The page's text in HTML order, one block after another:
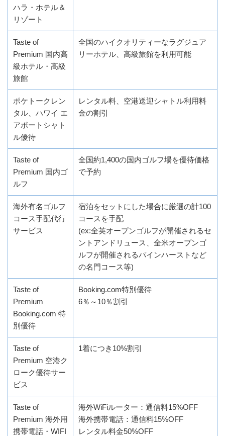
ハラ・ホテル＆
リゾート
Taste of
Premium 国内高
級ホテル・高級
旅館
全国のハイクオリティーなラグジュア
リーホテル、高級旅館を利用可能
ポケトークレン
タル、ハワイ エ
アポートシャト
ル優待
レンタル料、空港送迎シャトル利用料
金の割引
Taste of
Premium 国内ゴ
ルフ
全国約1,400の国内ゴルフ場を優待価格
で予約
海外有名ゴルフ
コース手配代行
サービス
宿泊をセットにした場合に厳選の計100
コースを手配
(ex:全英オープンゴルフが開催されるセ
ントアンドリュース、全米オープンゴ
ルフが開催されるパインハーストなど
の名門コース等)
Taste of
Premium
Booking.com 特
別優待
Booking.com特別優待
6％～10％割引
Taste of
Premium 空港ク
ローク優待サー
ビス
1着につき10%割引
Taste of
Premium 海外用
携帯電話・WIFI
海外WiFiルーター：通信料15%OFF
海外携帯電話：通信料15%OFF
レンタル料金50%OFF